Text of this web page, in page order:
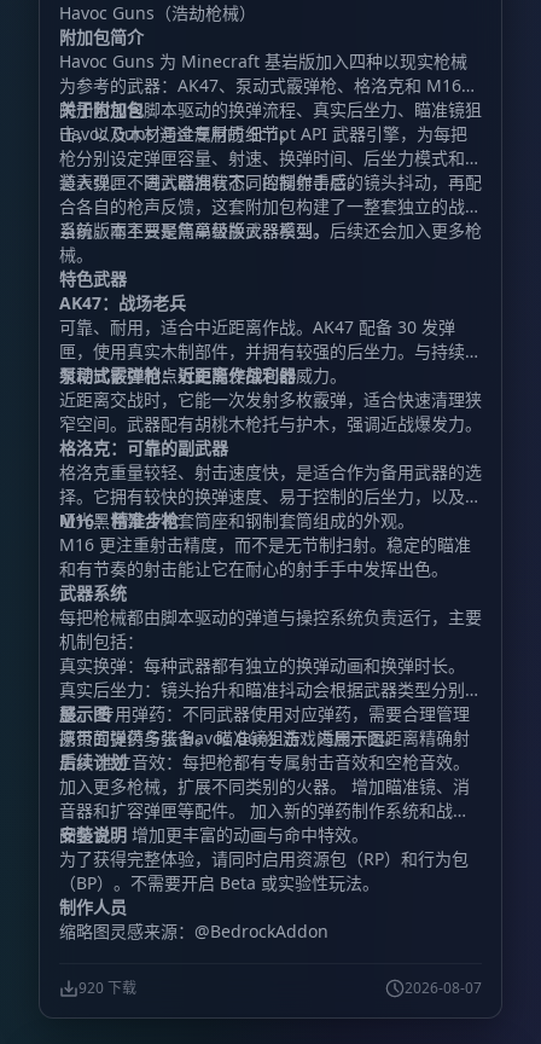
Havoc Guns（浩劫枪械）
附加包简介
Havoc Guns 为 Minecraft 基岩版加入四种以现实枪械
为参考的武器：AK47、泵动式霰弹枪、格洛克和 M16。
附加包包含脚本驱动的换弹流程、真实后坐力、瞄准镜狙
击，以及木材与金属材质细节。
关于附加包
Havoc Guns 通过专用的 Script API 武器引擎，为每把
枪分别设定弹匣容量、射速、换弹时间、后坐力模式和弹
道表现。不同武器拥有不同的操作手感。
装入弹匣、进入瞄准状态、控制射击后的镜头抖动，再配
合各自的枪声反馈，这套附加包构建了一整套独立的战斗
系统，而不只是简单替换武器模型。
当前版本主要聚焦高级版火器系列，后续还会加入更多枪
械。
特色武器
AK47：战场老兵
可靠、耐用，适合中近距离作战。AK47 配备 30 发弹
匣，使用真实木制部件，并拥有较强的后坐力。与持续扫
射相比，控制点射更能发挥它的威力。
泵动式霰弹枪：近距离作战利器
近距离交战时，它能一次发射多枚霰弹，适合快速清理狭
窄空间。武器配有胡桃木枪托与护木，强调近战爆发力。
格洛克：可靠的副武器
格洛克重量较轻、射击速度快，是适合作为备用武器的选
择。它拥有较快的换弹速度、易于控制的后坐力，以及由
哑光黑色聚合物套筒座和钢制套筒组成的外观。
M16：精准步枪
M16 更注重射击精度，而不是无节制扫射。稳定的瞄准
和有节奏的射击能让它在耐心的射手手中发挥出色。
武器系统
每把枪械都由脚本驱动的弹道与操控系统负责运行，主要
机制包括：
真实换弹：每种武器都有独立的换弹动画和换弹时长。
真实后坐力：镜头抬升和瞄准抖动会根据武器类型分别调
整。 专用弹药：不同武器使用对应弹药，需要合理管理
携带的弹药与装备。 瞄准镜狙击：适用于远距离精确射
击。 独立音效：每把枪都有专属射击音效和空枪音效。
展示图
原页面提供多张 Havoc Guns 游戏内展示图。
后续计划
加入更多枪械，扩展不同类别的火器。 增加瞄准镜、消
音器和扩容弹匣等配件。 加入新的弹药制作系统和战利
品整合。 增加更丰富的动画与命中特效。
安装说明
为了获得完整体验，请同时启用资源包（RP）和行为包
（BP）。不需要开启 Beta 或实验性玩法。
制作人员
缩略图灵感来源：@BedrockAddon
920 下载 2026-08-07